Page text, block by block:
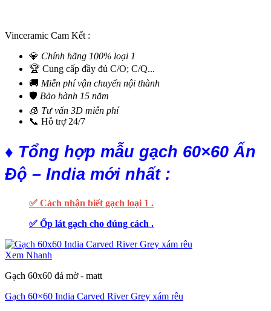
Vinceramic Cam Kết :
💎 Chính hãng 100% loại 1
🏆 Cung cấp đầy đủ C/O; C/Q...
🚚 Miễn phí vận chuyển nội thành
🛡️ Bảo hành 15 năm
🧊 Tư vấn 3D miễn phí
📞 Hỗ trợ 24/7
♦ Tổng hợp mẫu gạch 60×60 Ấn
Độ – India mới nhất :
✅ Cách nhận biết gạch loại 1 .
✅ Ốp lát gạch cho đúng cách .
Xem Nhanh
Gạch 60x60 đá mờ - matt
Gạch 60×60 India Carved River Grey xám rêu